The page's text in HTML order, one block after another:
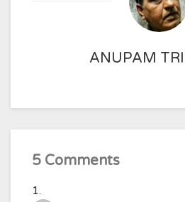
ANUPAM
5 Comments